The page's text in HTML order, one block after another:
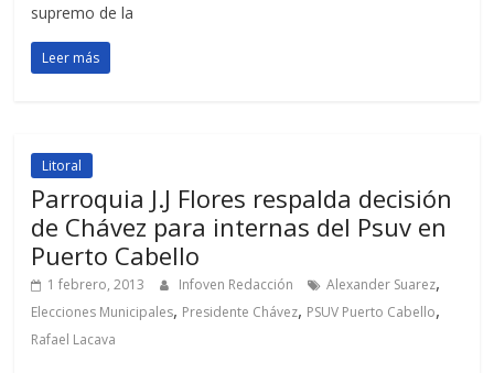
supremo de la
Leer más
Litoral
Parroquia J.J Flores respalda decisión
de Chávez para internas del Psuv en
Puerto Cabello
1 febrero, 2013 Infoven Redacción Alexander Suarez,
Elecciones Municipales, Presidente Chávez, PSUV Puerto Cabello,
Rafael Lacava